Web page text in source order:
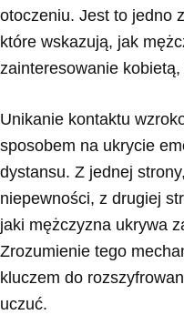
otoczeniu. Jest to jedno
które wskazują, jak
zainteresowanie
Unikanie kontaktu
sposobem na ukrycie
dystansu. Z jednej
niepewności, z drugiej
jaki mężczyzna ukrywa
Zrozumienie tego
kluczem do
uczuć.